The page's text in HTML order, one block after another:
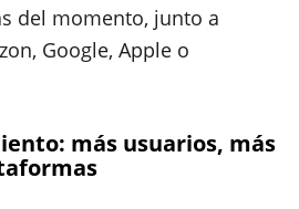
del momento, junto a
Google, Apple o
más usuarios, más